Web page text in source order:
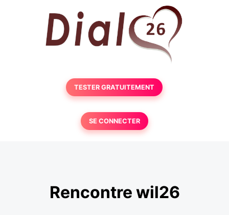
TESTER GRATUITEMENT
SE CONNECTER
Rencontre wil26